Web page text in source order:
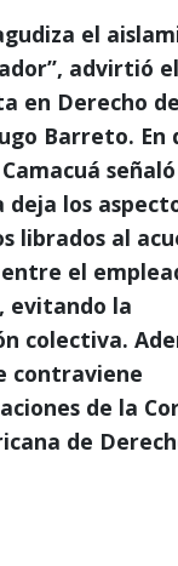
el
advirtió el
en Derecho
Barreto. En
los
librados al
el
evitando la
colectiva.
contraviene
de la
de